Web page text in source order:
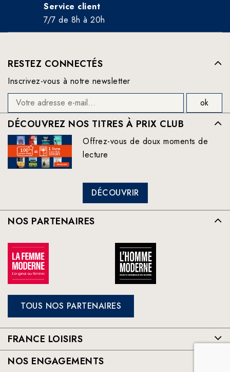
Service client
7/7 de 8h à 20h
RESTEZ CONNECTÉS
Inscrivez-vous à notre newsletter
DÉCOUVREZ NOS TITRES À PRIX CLUB
Offrez-vous de doux moments de
lecture
DÉCOUVRIR
NOS PARTENAIRES
TOUS NOS PARTENAIRES
FRANCE LOISIRS
NOS ENGAGEMENTS